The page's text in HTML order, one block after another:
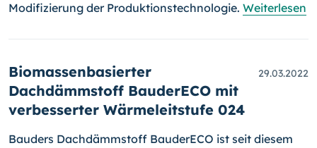
Modi­fi­zie­rung der Produktionstechnologie. Weiterlesen
Biomassenbasierter
Dachdämmstoff BauderECO mit
verbesserter Wärmeleitstufe 024
29.03.2022
Bauders Dachdämmstoff BauderECO ist seit diesem